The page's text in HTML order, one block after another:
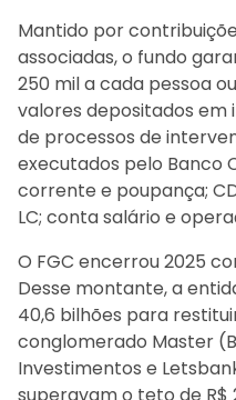
Mantido por
associadas, o fundo
250 mil a cada pessoa
valores depositados em
de processos de
executados pelo Banco
corrente e poupança;
LC; conta salário e
O FGC encerrou 2025
Desse montante, a
40,6 bilhões para
conglomerado Master
Investimentos e
superavam o teto de R$